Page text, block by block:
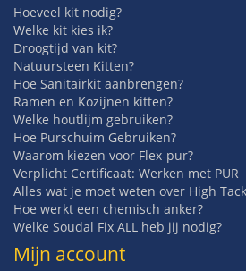
Hoeveel kit nodig?
Welke kit kies ik?
Droogtijd van kit?
Natuursteen Kitten?
Hoe Sanitairkit aanbrengen?
Ramen en Kozijnen kitten?
Welke houtlijm gebruiken?
Hoe Purschuim Gebruiken?
Waarom kiezen voor Flex-pur?
Verplicht Certificaat: Werken met PUR
Alles wat je moet weten over High
Hoe werkt een chemisch anker?
Welke Soudal Fix ALL heb jij nodig?
Mijn account